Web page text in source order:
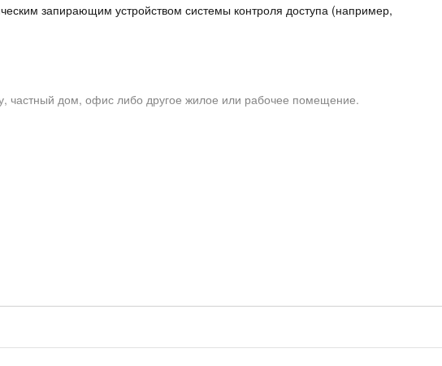
запирающим устройством системы контроля доступа (например,
частный дом, офис либо другое жилое или рабочее помещение.
вызывных панелей Slinex